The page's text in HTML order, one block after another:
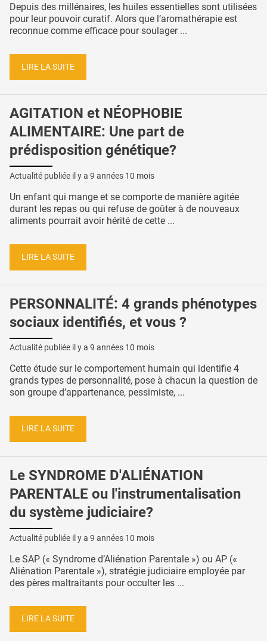
Depuis des millénaires, les huiles essentielles sont utilisées
pour leur pouvoir curatif. Alors que l’aromathérapie est
reconnue comme efficace pour soulager ...
LIRE LA SUITE
AGITATION et NÉOPHOBIE
ALIMENTAIRE: Une part de
prédisposition génétique?
Actualité publiée il y a 9 années 10 mois
Un enfant qui mange et se comporte de manière agitée
durant les repas ou qui refuse de goûter à de nouveaux
aliments pourrait avoir hérité de cette ...
LIRE LA SUITE
PERSONNALITÉ: 4 grands phénotypes
sociaux identifiés, et vous ?
Actualité publiée il y a 9 années 10 mois
Cette étude sur le comportement humain qui identifie 4
grands types de personnalité, pose à chacun la question de
son groupe d’appartenance, pessimiste, ...
LIRE LA SUITE
Le SYNDROME D'ALIÉNATION
PARENTALE ou l'instrumentalisation
du système judiciaire?
Actualité publiée il y a 9 années 10 mois
Le SAP (« Syndrome d’Aliénation Parentale ») ou AP («
Aliénation Parentale »), stratégie judiciaire employée par
des pères maltraitants pour occulter les ...
LIRE LA SUITE